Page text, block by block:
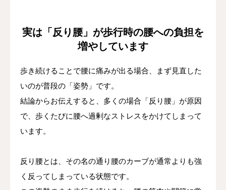
実は「反り腰」が歩行時の腰への負担を
増やしています
歩き続けることで腰に痛みが出る場合、まず見直した
いのが普段の「姿勢」です。
結論からお伝えすると、多くの場合「反り腰」が原因
で、歩くたびに腰へ過剰なストレスをかけてしまって
います。
反り腰とは、その名の通り腰のカーブが通常よりも強
く反ってしまっている状態です。